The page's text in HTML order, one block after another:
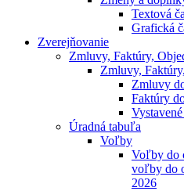
Textová
Grafická
Zverejňovanie
Zmluvy, Faktúry,
Zmluvy,
Zmluvy
Faktúry
Úradná tabuľa
Voľby
Voľby do
voľby do
2026